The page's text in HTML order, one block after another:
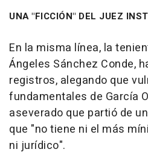
UNA "FICCIÓN" DEL JUEZ
En la misma línea, la
Ángeles Sánchez Conde,
registros, alegando que
fundamentales de García
aseverado que partió de
que "no tiene ni el más
ni jurídico".